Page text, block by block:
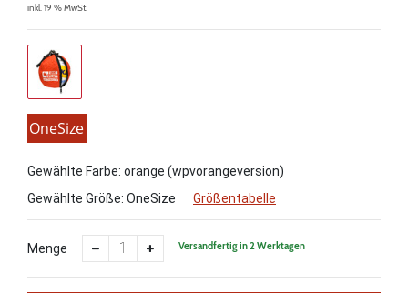
inkl. 19 % MwSt.
OneSize
Gewählte Farbe: orange (wpvorangeversion)
Gewählte Größe: OneSize Größentabelle
Menge Versandfertig in 2 Werktagen